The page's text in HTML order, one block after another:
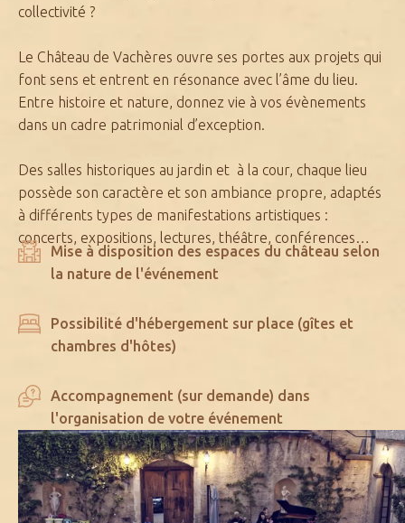
collectivité ?
Le Château de Vachères ouvre ses portes aux projets qui
font sens et entrent en résonance avec l’âme du lieu.
Entre histoire et nature, donnez vie à vos évènements
dans un cadre patrimonial d’exception.
Des salles historiques au jardin et à la cour, chaque lieu
possède son caractère et son ambiance propre, adaptés
à différents types de manifestations artistiques :
concerts, expositions, lectures, théâtre, conférences…
Mise à disposition des espaces du château selon
la nature de l'événement
Possibilité d'hébergement sur place (gîtes et
chambres d'hôtes)
Accompagnement (sur demande) dans
l'organisation de votre événement